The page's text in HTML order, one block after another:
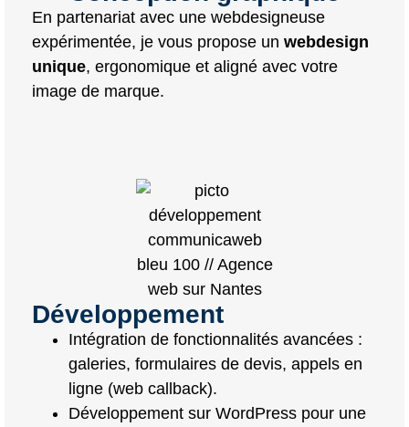
En partenariat avec une webdesigneuse
expérimentée, je vous propose un webdesign
unique, ergonomique et aligné avec votre
image de marque.
Développement
Intégration de fonctionnalités avancées :
galeries, formulaires de devis, appels en
ligne (web callback).
Développement sur WordPress pour une